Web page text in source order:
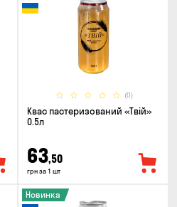
(0)
Квас пастеризований «Твій»
0.5л
63,50
грн за 1 шт
Новинка